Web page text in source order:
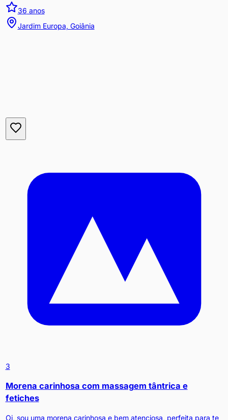
36 anos
Jardim Europa, Goiânia
3
Morena carinhosa com massagem tântrica e
fetiches
Oi, sou uma morena carinhosa e bem atenciosa, perfeita para te